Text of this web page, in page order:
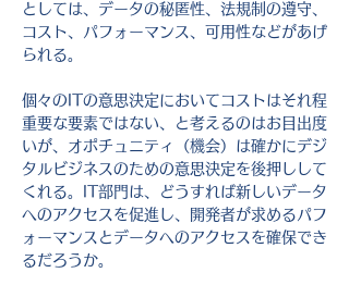
としては、データの秘匿性、法規制の遵守、
コスト、パフォーマンス、可用性などがあげ
られる。
個々のITの意思決定においてコストはそれ程
重要な要素ではない、と考えるのはお目出度
いが、オポチュニティ（機会）は確かにデジ
タルビジネスのための意思決定を後押しして
くれる。IT部門は、どうすれば新しいデータ
へのアクセスを促進し、開発者が求めるパフ
ォーマンスとデータへのアクセスを確保でき
るだろうか。